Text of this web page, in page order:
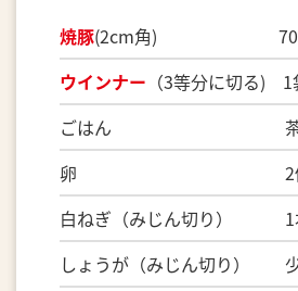
焼豚(2cm角)
ウインナー （3等分に切る) 1
ごはん 茶碗2
卵 2
白ねぎ（みじん切り） 1
しょうが（みじん切り）